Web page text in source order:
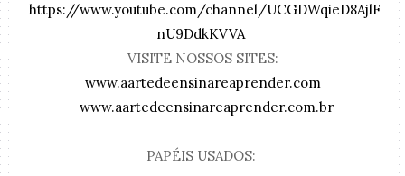
https://www.youtube.com/channel/UCGDWqieD8AjlF
nU9DdkKVVA
VISITE NOSSOS SITES:
www.aartedeensinareaprender.com
www.aartedeensinareaprender.com.br
PAPÉIS USADOS: